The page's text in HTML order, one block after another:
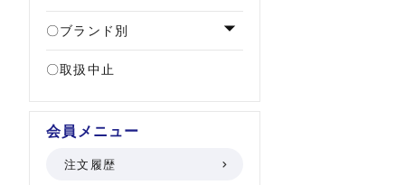
ブランド別
取扱中止
会員メニュー
注文履歴